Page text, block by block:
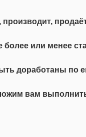
производит,
или менее
доработаны
вам